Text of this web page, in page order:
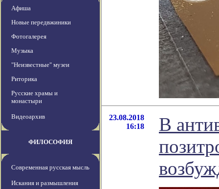
Афиша
Новые передвжиники
Фотогалерея
Музыка
"Неизвестные" музеи
Риторика
Русские храмы и
монастыри
Видеоархив
ФИЛОСОФИЯ
Современная русская мысль
Искания и размышления
23.08.2018
16:18
В